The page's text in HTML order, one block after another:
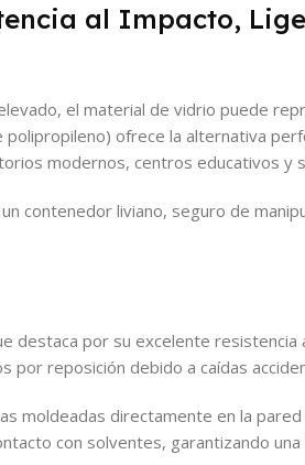
al Impacto,
el material de vidrio puede
ofrece la alternativa
modernos, centros educativos y
contenedor liviano, seguro de
destaca por su excelente resistencia
por reposición debido a caídas
moldeadas directamente en la
con solventes, garantizando